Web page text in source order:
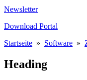
Newsletter
Download Portal
Startseite » Software »
Heading